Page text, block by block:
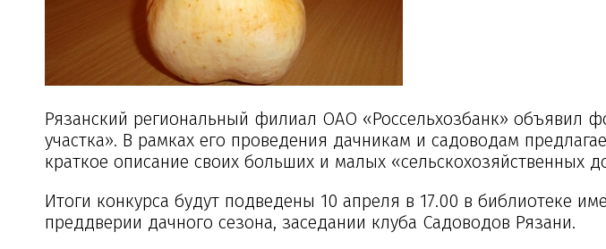
Рязанский региональный филиал ОАО «Россельхозбанк» объявил
участка». В рамках его проведения дачникам и садоводам
краткое описание своих больших и малых «сельскохозяйственных
Итоги конкурса будут подведены 10 апреля в 17.00 в библиотеке
преддверии дачного сезона, заседании клуба Садоводов Рязани.